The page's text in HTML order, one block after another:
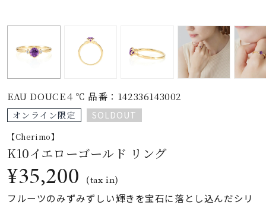
誕生石
石の色
ファッションテイス
ト
EAU DOUCE４℃ 品番：142336143002
オンライン限定 SOLDOUT
【Cherimo】
K10イエローゴールド リング
¥35,200 (tax in)
フルーツのみずみずしい輝きを宝石に落とし込んだシリ